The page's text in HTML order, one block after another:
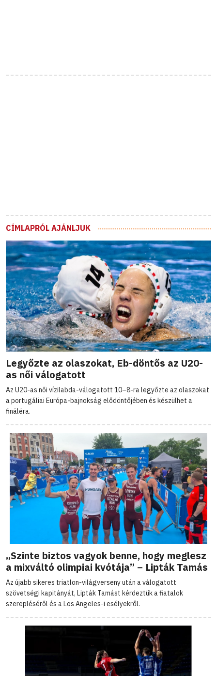
CÍMLAPRÓL AJÁNLJUK
Legyőzte az olaszokat, Eb-döntős az U20-
as női válogatott
Az U20-as női vízilabda-válogatott 10–8-ra legyőzte az olaszokat
a portugáliai Európa-bajnokság elődöntőjében és készülhet a
fináléra.
„Szinte biztos vagyok benne, hogy meglesz
a mixváltó olimpiai kvótája” – Lipták Tamás
Az újabb sikeres triatlon-világverseny után a válogatott
szövetségi kapitányát, Lipták Tamást kérdeztük a fiatalok
szerepléséről és a Los Angeles-i esélyekről.